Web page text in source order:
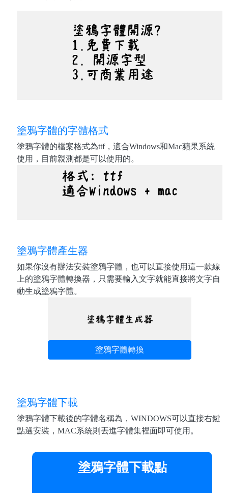
塗鴉字體的字體格式
塗鴉字體的檔案格式為ttf，適合Windows和Mac蘋果系統
使用，目前親測都是可以使用的。
塗鴉字體產生器
如果你沒有辦法安裝塗鴉字體，也可以直接使用這一款線
上的塗鴉字體轉換器，只需要輸入文字就能直接將文字自
動生成塗鴉字體。
塗鴉字體轉換
塗鴉字體下載
塗鴉字體下載後的字體名稱為，WINDOWS可以直接右鍵
點選安裝，MAC系統則丟進字體集裡面即可使用。
塗鴉字體下載點